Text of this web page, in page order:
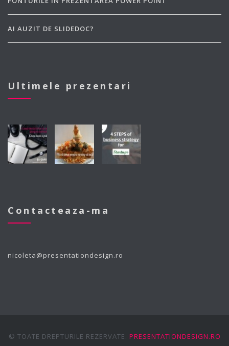
AI AUZIT DE SLIDEDOC?
Ultimele prezentari
Contacteaza-ma
nicoleta@presentationdesign.ro
© TOATE DREPTURILE REZERVATE. PRESENTATIONDESIGN.RO